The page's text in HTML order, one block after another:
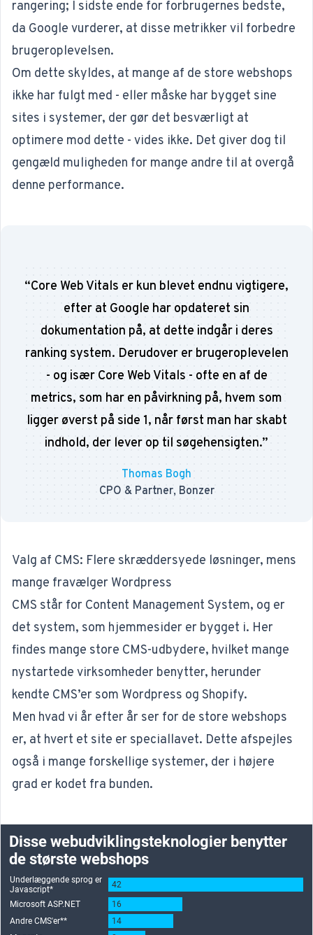
rangering; I sidste ende for forbrugernes bedste,
da Google vurderer, at disse metrikker vil forbedre
brugeroplevelsen.
Om dette skyldes, at mange af de store webshops
ikke har fulgt med - eller måske har bygget sine
sites i systemer, der gør det besværligt at
optimere mod dette - vides ikke. Det giver dog til
gengæld muligheden for mange andre til at overgå
denne performance.
“Core Web Vitals er kun blevet endnu vigtigere,
efter at Google har opdateret sin
dokumentation på, at dette indgår i deres
ranking system. Derudover er brugeroplevelen
- og især Core Web Vitals - ofte en af de
metrics, som har en påvirkning på, hvem som
ligger øverst på side 1, når først man har skabt
indhold, der lever op til søgehensigten.”
Thomas Bogh
CPO & Partner, Bonzer
Valg af CMS: Flere skræddersyede løsninger, mens
mange fravælger Wordpress
CMS står for Content Management System, og er
det system, som hjemmesider er bygget i. Her
findes mange store CMS-udbydere, hvilket mange
nystartede virksomheder benytter, herunder
kendte CMS’er som Wordpress og Shopify.
Men hvad vi år efter år ser for de store webshops
er, at hvert et site er speciallavet. Dette afspejles
også i mange forskellige systemer, der i højere
grad er kodet fra bunden.